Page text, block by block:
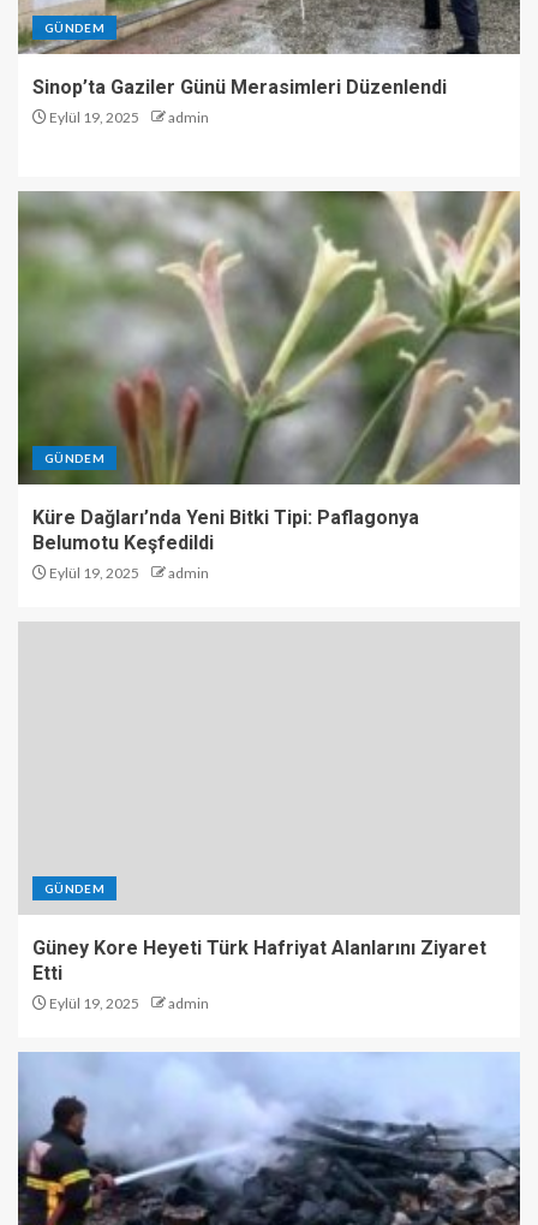
GÜNDEM
Sinop’ta Gaziler Günü Merasimleri Düzenlendi
Eylül 19, 2025 admin
GÜNDEM
Küre Dağları’nda Yeni Bitki Tipi: Paflagonya
Belumotu Keşfedildi
Eylül 19, 2025 admin
GÜNDEM
Güney Kore Heyeti Türk Hafriyat Alanlarını Ziyaret
Etti
Eylül 19, 2025 admin